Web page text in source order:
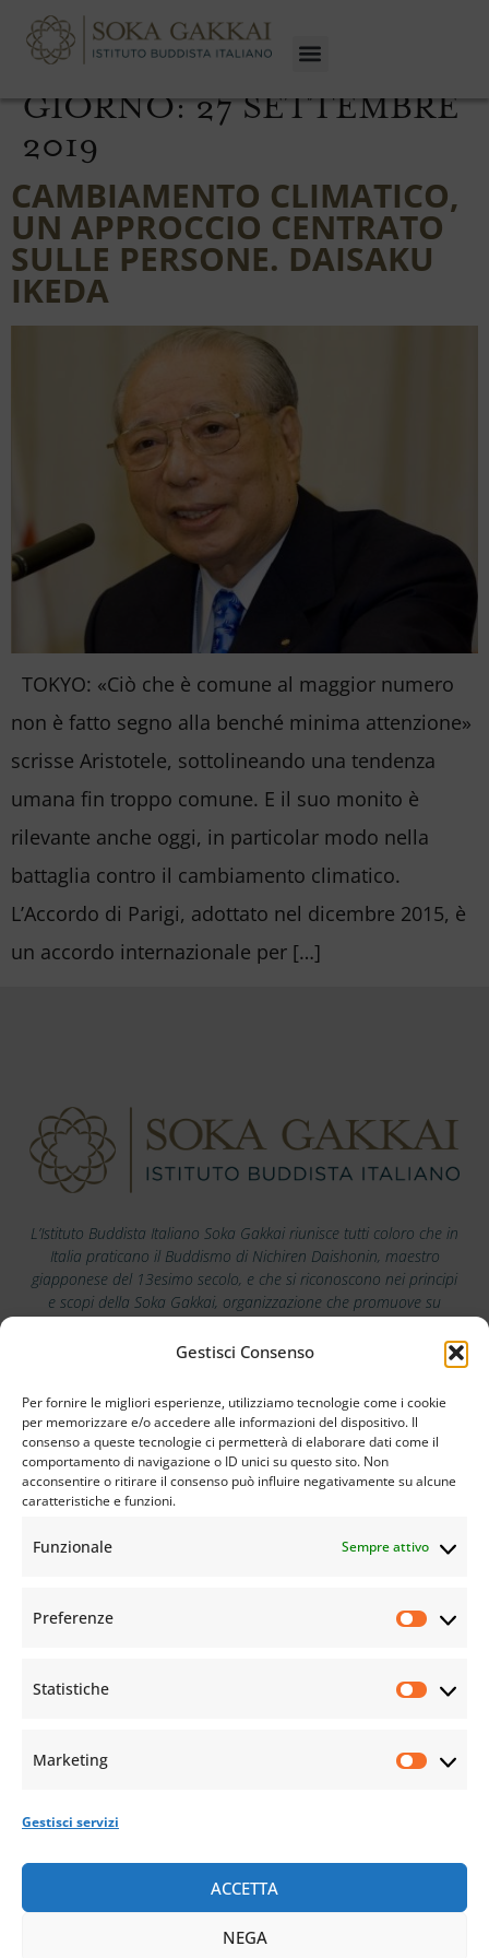
Gestisci Consenso
Per fornire le migliori esperienze, utilizziamo tecnologie come i cookie
per memorizzare e/o accedere alle informazioni del dispositivo. Il
consenso a queste tecnologie ci permetterà di elaborare dati come il
comportamento di navigazione o ID unici su questo sito. Non
acconsentire o ritirare il consenso può influire negativamente su alcune
caratteristiche e funzioni.
Funzionale Sempre attivo
Preferenze
Statistiche
Marketing
Gestisci servizi
ACCETTA
NEGA
GIORNO: 27 SETTEMBRE
2019
CAMBIAMENTO CLIMATICO,
UN APPROCCIO CENTRATO
SULLE PERSONE. DAISAKU
IKEDA
TOKYO: «Ciò che è comune al maggior numero
non è fatto segno alla benché minima attenzione»
scrisse Aristotele, sottolineando una tendenza
umana fin troppo comune. E il suo monito è
rilevante anche oggi, in particolar modo nella
battaglia contro il cambiamento climatico.
L’Accordo di Parigi, adottato nel dicembre 2015, è
un accordo internazionale per […]
L’Istituto Buddista Italiano Soka Gakkai riunisce tutti coloro che in
Italia praticano il Buddismo di Nichiren Daishonin, maestro
giapponese del 13esimo secolo, e che si riconoscono nei principi
e scopi della Soka Gakkai, organizzazione che promuove su